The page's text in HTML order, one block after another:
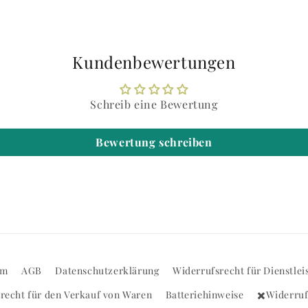
Kundenbewertungen
Schreib eine Bewertung
Bewertung schreiben
AGB Datenschutzerklärung
Widerrufsrecht für
für den Verkauf von Waren
Batteriehinweise